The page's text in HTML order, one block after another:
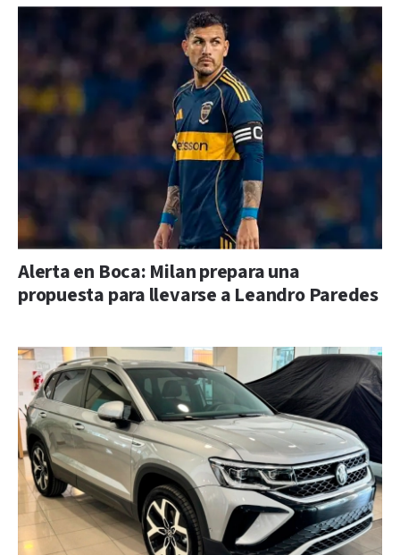
Alerta en Boca: Milan prepara una
propuesta para llevarse a Leandro Paredes